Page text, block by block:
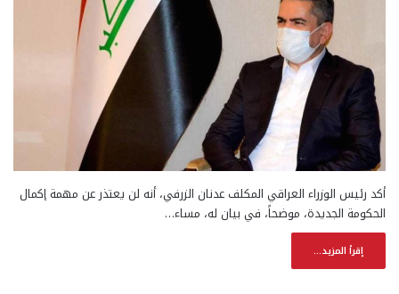
أكد رئيس الوزراء العراقي المكلف عدنان الزرفي، أنه لن يعتذر عن مهمة إكمال
الحكومة الجديدة، موضحاً، في بيان له، مساء…
إقرأ المزيد...